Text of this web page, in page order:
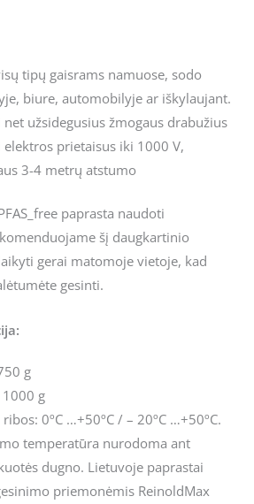
tipų gaisrams namuose, sodo
biure, automobilyje ar iškylaujant.
užsidegusius žmogaus drabužius
elektros prietaisus iki 1000 V,
3-4 metrų atstumo
paprasta naudoti
šį daugkartinio
gerai matomoje vietoje, kad
gesinti.
g
g
0ºC …+50ºC / – 20ºC …+50ºC.
temperatūra nurodoma ant
dugno. Lietuvoje paprastai
priemonėmis ReinoldMax